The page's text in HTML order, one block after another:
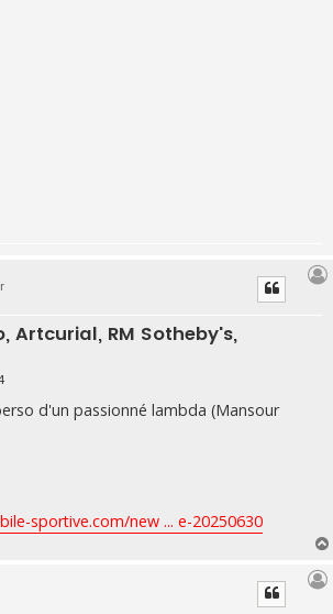
Artcurial, RM Sotheby's,
d'un passionné lambda (Mansour
sportive.com/new ... e-20250630